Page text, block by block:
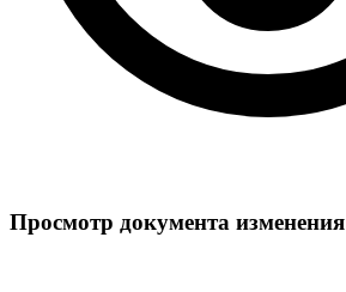
Просмотр документа изменения